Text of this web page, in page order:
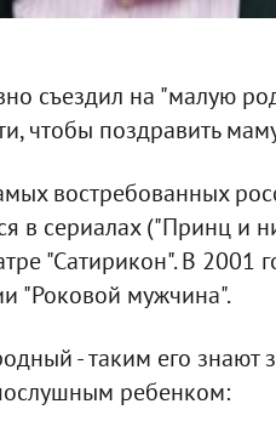
съездил на "малую
чтобы поздравить
востребованных
в сериалах ("Принц и
"Сатирикон". В 2001
"Роковой мужчина".
- таким его знают
ребенком: